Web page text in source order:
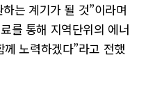
하는 계기가 될 것”이라며
를 통해 지역단위의 에너
노력하겠다”라고 전했